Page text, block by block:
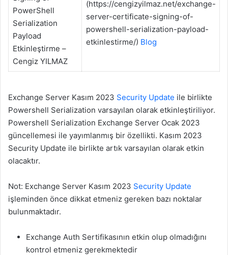
PowerShell
Serialization
Payload
Etkinleştirme –
Cengiz YILMAZ
(https://cengizyilmaz.net/exchange-
server-certificate-signing-of-
powershell-serialization-payload-
etkinlestirme/) Blog
Exchange Server Kasım 2023 Security Update ile birlikte
Powershell Serialization varsayılan olarak etkinleştiriliyor.
Powershell Serialization Exchange Server Ocak 2023
güncellemesi ile yayımlanmış bir özellikti. Kasım 2023
Security Update ile birlikte artık varsayılan olarak etkin
olacaktır.
Not: Exchange Server Kasım 2023 Security Update
işleminden önce dikkat etmeniz gereken bazı noktalar
bulunmaktadır.
Exchange Auth Sertifikasının etkin olup olmadığını
kontrol etmeniz gerekmektedir